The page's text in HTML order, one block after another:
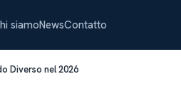
siamoNewsContatto
Diverso nel 2026